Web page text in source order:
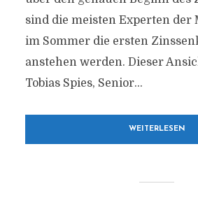
sind die meisten Experten der
im Sommer die ersten
anstehen werden. Dieser
Tobias Spies, Senior...
WEITERLESEN